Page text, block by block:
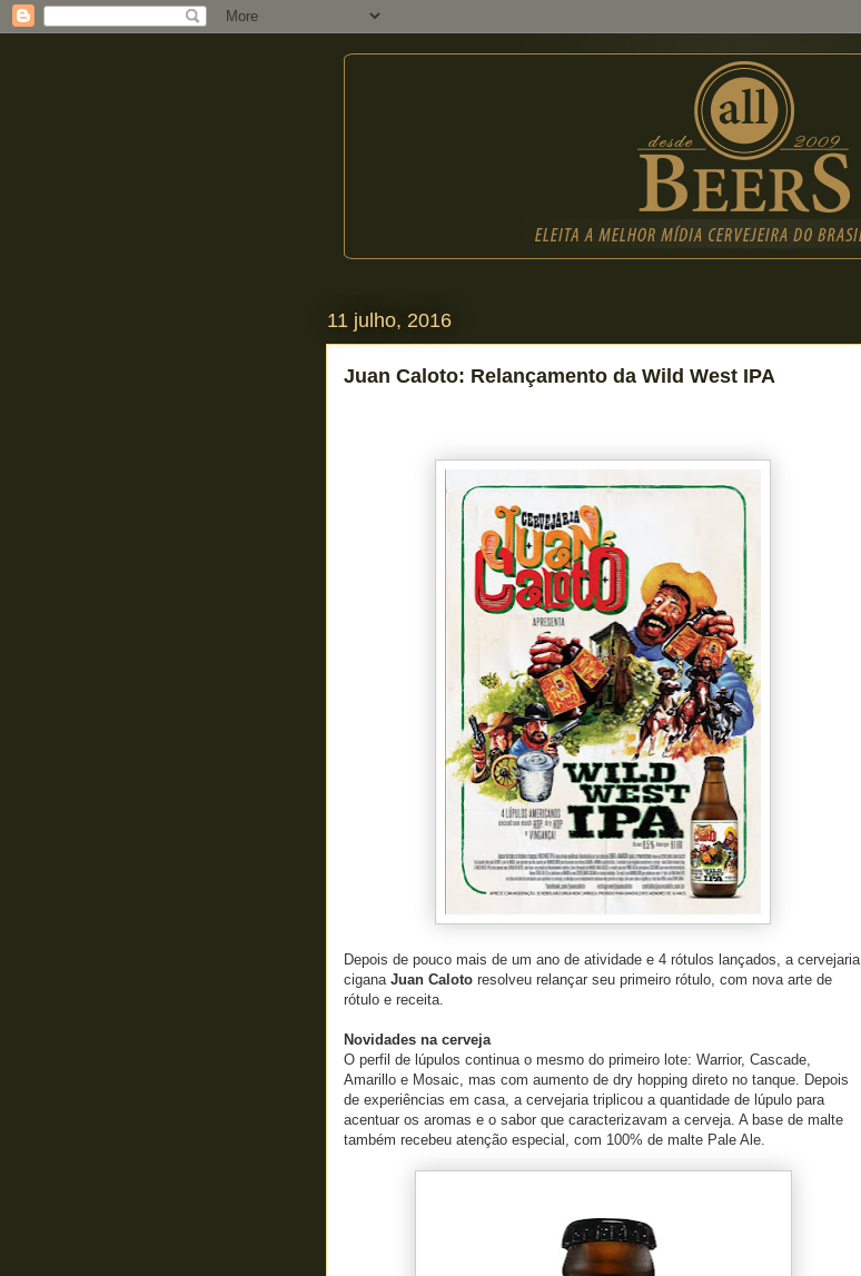
11 julho, 2016
Juan Caloto: Relançamento da Wild West IPA
Depois de pouco mais de um ano de atividade e 4 rótulos lançados, a cervejaria
cigana Juan Caloto resolveu relançar seu primeiro rótulo, com nova arte de
rótulo e receita.
Novidades na cerveja
O perfil de lúpulos continua o mesmo do primeiro lote: Warrior, Cascade,
Amarillo e Mosaic, mas com aumento de dry hopping direto no tanque. Depois
de experiências em casa, a cervejaria triplicou a quantidade de lúpulo para
acentuar os aromas e o sabor que caracterizavam a cerveja. A base de malte
também recebeu atenção especial, com 100% de malte Pale Ale.